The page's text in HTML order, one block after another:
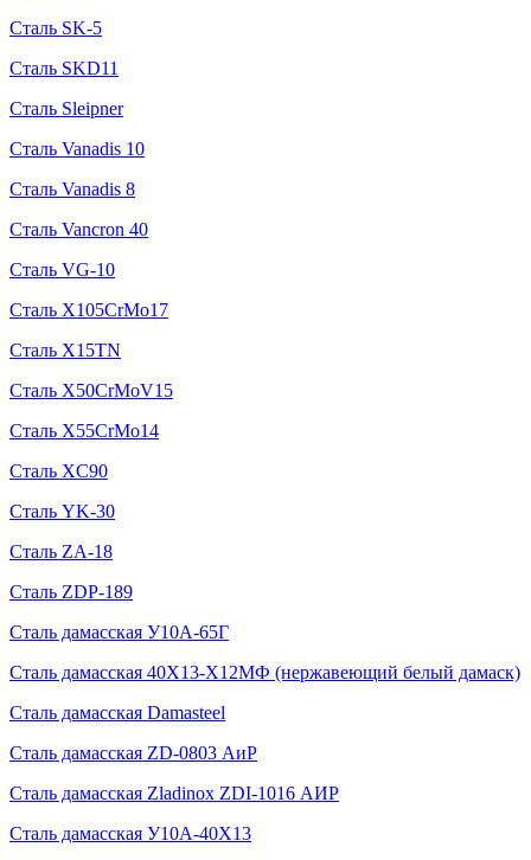
Сталь SK-5
Сталь SKD11
Сталь Sleipner
Сталь Vanadis 10
Сталь Vanadis 8
Сталь Vancron 40
Сталь VG-10
Сталь X105CrMo17
Сталь X15TN
Сталь X50CrMoV15
Сталь X55CrMo14
Сталь XC90
Сталь YK-30
Сталь ZA-18
Сталь ZDP-189
Сталь дамасская У10А-65Г
Сталь дамасская 40Х13-Х12МФ (нержавеющий белый дамаск)
Сталь дамасская Damasteel
Сталь дамасская ZD-0803 АиР
Сталь дамасская Zladinox ZDI-1016 АИР
Сталь дамасская У10А-40Х13